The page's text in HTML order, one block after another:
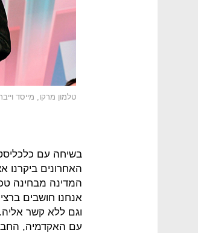
טלמון מרקו, מייסד
בשיחה עם
האחרונים
המדינה מבחינה
אנחנו חושבים
וגם ללא קשר
עם האקדמיה,